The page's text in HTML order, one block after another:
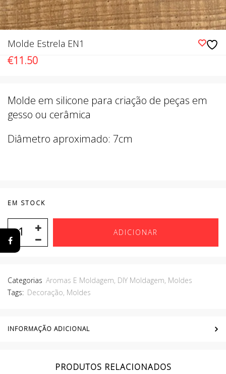
Molde Estrela EN1
€11.50
Molde em silicone para criação de peças em
gesso ou cerâmica
Diâmetro aproximado: 7cm
EM STOCK
ADICIONAR
Categorias Aromas E Moldagem, DIY Moldagem, Moldes
Tags: Decoração, Moldes
INFORMAÇÃO ADICIONAL
PRODUTOS RELACIONADOS